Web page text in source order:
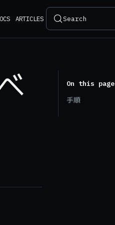
ARTICLES Search
On this page
手順